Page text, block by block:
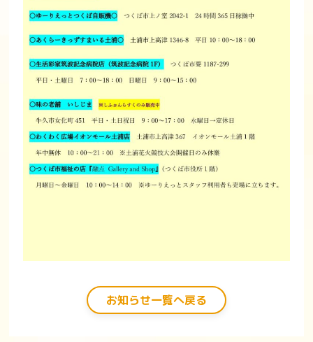
お知らせ一覧へ戻る